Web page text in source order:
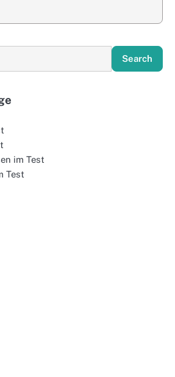
Search
im Test
Test